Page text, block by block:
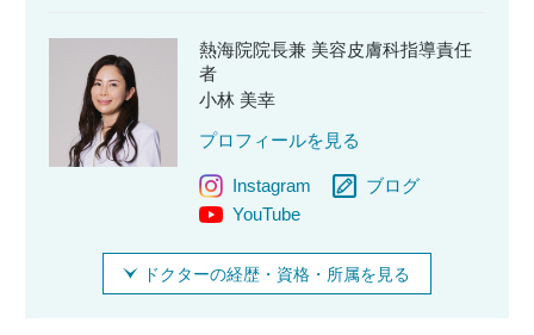
熱海院院長兼 美容皮膚科指導責任
者
小林 美幸
プロフィールを見る
Instagram
ブログ
YouTube
ドクターの経歴・資格・所属を見る